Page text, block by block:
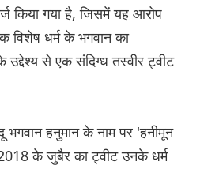
किया गया है, जिसमें यह आरोप
विशेष धर्म के भगवान का
से एक संदिग्ध तस्वीर ट्वीट
हनुमान के नाम पर 'हनीमून
के जुबैर का ट्वीट उनके धर्म